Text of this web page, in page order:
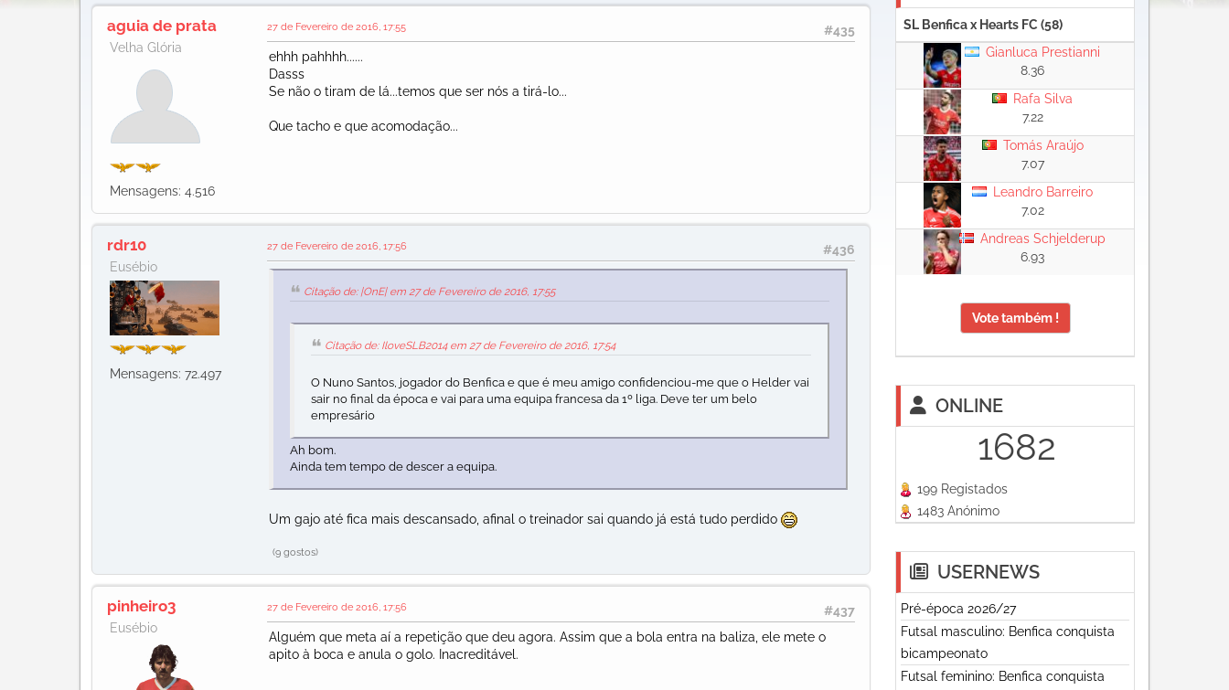
aguia de prata
Velha Glória
Mensagens: 4.516
#435
27 de Fevereiro de 2016, 17:55
ehhh pahhhh......
Dasss
Se não o tiram de lá...temos que ser nós a tirá-lo...
Que tacho e que acomodação...
rdr10
Eusébio
Mensagens: 72.497
#436
27 de Fevereiro de 2016, 17:56
Citação de: |OnE| em 27 de Fevereiro de 2016, 17:55
Citação de: IloveSLB2014 em 27 de Fevereiro de 2016, 17:54
O Nuno Santos, jogador do Benfica e que é meu amigo confidenciou-me que o Helder vai
sair no final da época e vai para uma equipa francesa da 1º liga. Deve ter um belo
empresário
Ah bom.
Ainda tem tempo de descer a equipa.
Um gajo até fica mais descansado, afinal o treinador sai quando já está tudo perdido
(9 gostos)
pinheiro3
Eusébio
#437
27 de Fevereiro de 2016, 17:56
Alguém que meta aí a repetição que deu agora. Assim que a bola entra na baliza, ele mete o
apito à boca e anula o golo. Inacreditável.
SL Benfica x Hearts FC (58)
Gianluca Prestianni
8.36
Rafa Silva
7.22
Tomás Araújo
7.07
Leandro Barreiro
7.02
Andreas Schjelderup
6.93
Vote também !
ONLINE
1682
199 Registados
1483 Anónimo
USERNEWS
Pré-época 2026/27
Futsal masculino: Benfica conquista
bicampeonato
Futsal feminino: Benfica conquista